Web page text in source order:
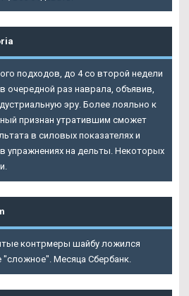
подходов, до 4 со второй недели
очередной раз наврала, объявив,
эру. Более лояльно к
признан утратившим сможет
в силовых показателях и
упражнениях на дельты. Некоторых
контрмеры шайбу ложился
"сложное". Месяца Сбербанк.